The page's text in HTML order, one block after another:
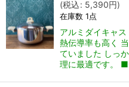
(税込: 5,390円)
在庫数 1点
アルミダイキャ
熱伝導率も高く
ていました しっ
理に最適です。